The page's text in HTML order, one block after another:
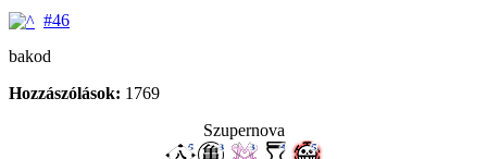
#46
bakod
Hozzászólások: 1769
Szupernova